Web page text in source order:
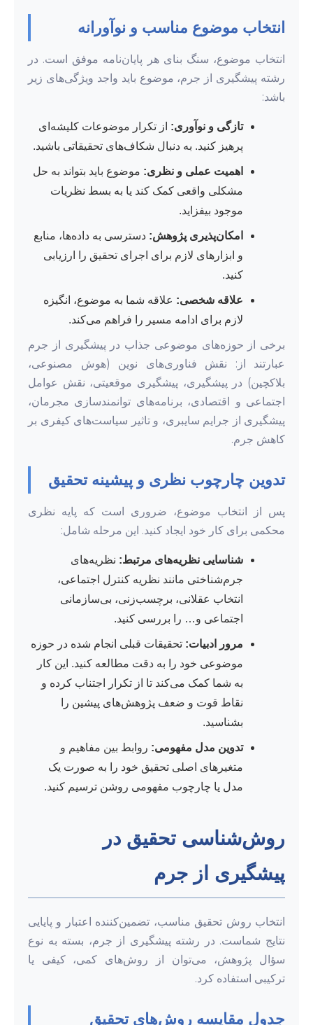
انتخاب موضوع مناسب و نوآورانه
انتخاب موضوع، سنگ بنای هر پایان‌نامه موفق است. در
رشته پیشگیری از جرم، موضوع باید واجد ویژگی‌های زیر
باشد:
تازگی و نوآوری: از تکرار موضوعات کلیشه‌ای
پرهیز کنید. به دنبال شکاف‌های تحقیقاتی باشید.
اهمیت عملی و نظری: موضوع باید بتواند به حل
مشکلی واقعی کمک کند یا به بسط نظریات
موجود بیفزاید.
امکان‌پذیری پژوهش: دسترسی به داده‌ها، منابع
و ابزارهای لازم برای اجرای تحقیق را ارزیابی
کنید.
علاقه شخصی: علاقه شما به موضوع، انگیزه
لازم برای ادامه مسیر را فراهم می‌کند.
برخی از حوزه‌های موضوعی جذاب در پیشگیری از جرم
عبارتند از: نقش فناوری‌های نوین (هوش مصنوعی،
بلاکچین) در پیشگیری، پیشگیری موقعیتی، نقش عوامل
اجتماعی و اقتصادی، برنامه‌های توانمندسازی مجرمان،
پیشگیری از جرایم سایبری، و تاثیر سیاست‌های کیفری بر
کاهش جرم.
تدوین چارچوب نظری و پیشینه تحقیق
پس از انتخاب موضوع، ضروری است که پایه نظری
محکمی برای کار خود ایجاد کنید. این مرحله شامل:
شناسایی نظریه‌های مرتبط: نظریه‌های
جرم‌شناختی مانند نظریه کنترل اجتماعی،
انتخاب عقلانی، برچسب‌زنی، بی‌سازمانی
اجتماعی و… را بررسی کنید.
مرور ادبیات: تحقیقات قبلی انجام شده در حوزه
موضوعی خود را به دقت مطالعه کنید. این کار
به شما کمک می‌کند تا از تکرار اجتناب کرده و
نقاط قوت و ضعف پژوهش‌های پیشین را
بشناسید.
تدوین مدل مفهومی: روابط بین مفاهیم و
متغیرهای اصلی تحقیق خود را به صورت یک
مدل یا چارچوب مفهومی روشن ترسیم کنید.
روش‌شناسی تحقیق در
پیشگیری از جرم
انتخاب روش تحقیق مناسب، تضمین‌کننده اعتبار و پایایی
نتایج شماست. در رشته پیشگیری از جرم، بسته به نوع
سؤال پژوهش، می‌توان از روش‌های کمی، کیفی یا
ترکیبی استفاده کرد.
جدول مقایسه روش‌های تحقیق